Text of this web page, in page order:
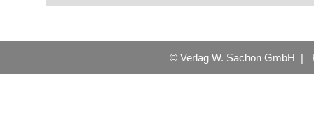
© Verlag W. Sachon GmbH |